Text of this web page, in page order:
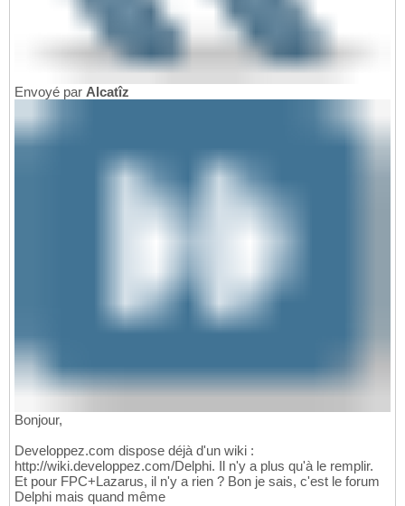
Envoyé par Alcatîz
Bonjour,
Developpez.com dispose déjà d'un wiki :
http://wiki.developpez.com/Delphi. Il n'y a plus qu'à le remplir.
Et pour FPC+Lazarus, il n'y a rien ? Bon je sais, c'est le forum
Delphi mais quand même